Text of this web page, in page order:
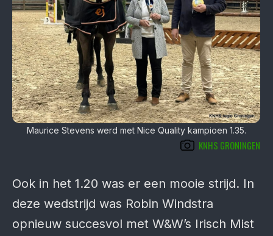
Maurice Stevens werd met Nice Quality kampioen 1.35.
KNHS GRONINGEN
Ook in het 1.20 was er een mooie strijd. In
deze wedstrijd was Robin Windstra
opnieuw succesvol met W&W’s Irisch Mist